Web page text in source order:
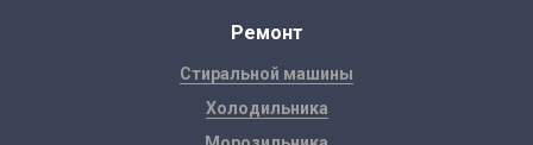
Ремонт
Стиральной машины
Холодильника